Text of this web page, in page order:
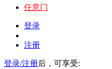
任意门
登录
注册
登录/注册后，可享受: